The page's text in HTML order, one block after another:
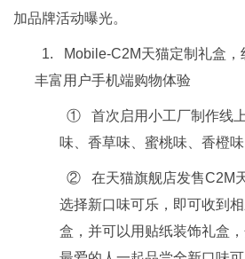
加品牌活动曝光。
1. Mobile-C2M天猫定制礼盒，
丰富用户手机端购物体验
① 首次启用小工厂制作线上
味、香草味、蜜桃味、香橙味
② 在天猫旗舰店发售C2M天
选择新口味可乐，即可收到
盒，并可以用贴纸装饰礼盒